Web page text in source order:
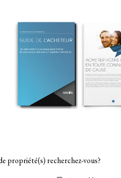
propriété(s) recherchez-vous?